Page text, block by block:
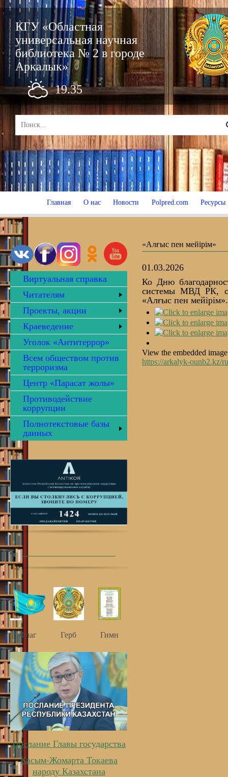
КГУ «Областная
универсальная научная
библиотека № 2 в городе
Аркалык»
19.35
Главная О нас Новости Polpred.com Ресурсы
Виртуальная справка
Читателям
Проекты, акции
Краеведение
Уголок «Антитеррор»
Всем обществом против
терроризма
Центр «Парасат жолы»
Противодействие
коррупции
Полнотекстовые базы
данных
Флаг Герб Гимн
Послание Главы государства
Касым-Жомарта Токаева
народу Казахстана
«Алғыс пен мейірім»
01.03.2026
Ко Дню
системы МВД РК,
«Алғыс пен мейірім».
View the embedded
https://arkalyk-ounb2.kz/